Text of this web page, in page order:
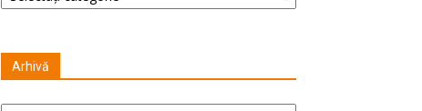
Arhivă
Arhivă